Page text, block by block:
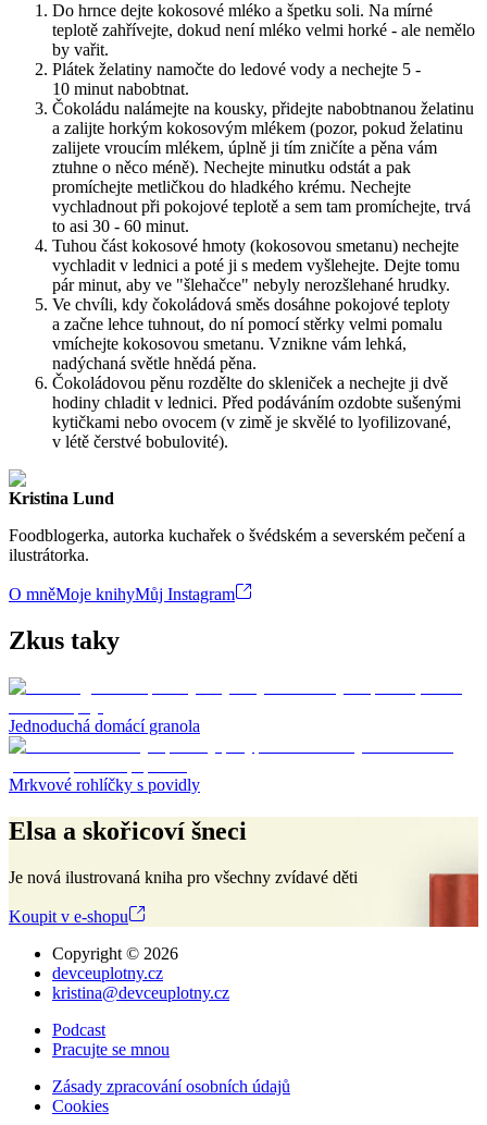
Do hrnce dejte kokosové mléko a špetku soli. Na mírné
teplotě zahřívejte, dokud není mléko velmi horké - ale nemělo
by vařit.
Plátek želatiny namočte do ledové vody a nechejte 5 -
10 minut nabobtnat.
Čokoládu nalámejte na kousky, přidejte nabobtnanou želatinu
a zalijte horkým kokosovým mlékem (pozor, pokud želatinu
zalijete vroucím mlékem, úplně ji tím zničíte a pěna vám
ztuhne o něco méně). Nechejte minutku odstát a pak
promíchejte metličkou do hladkého krému. Nechejte
vychladnout při pokojové teplotě a sem tam promíchejte, trvá
to asi 30 - 60 minut.
Tuhou část kokosové hmoty (kokosovou smetanu) nechejte
vychladit v lednici a poté ji s medem vyšlehejte. Dejte tomu
pár minut, aby ve "šlehačce" nebyly nerozšlehané hrudky.
Ve chvíli, kdy čokoládová směs dosáhne pokojové teploty
a začne lehce tuhnout, do ní pomocí stěrky velmi pomalu
vmíchejte kokosovou smetanu. Vznikne vám lehká,
nadýchaná světle hnědá pěna.
Čokoládovou pěnu rozdělte do skleniček a nechejte ji dvě
hodiny chladit v lednici. Před podáváním ozdobte sušenými
kytičkami nebo ovocem (v zimě je skvělé to lyofilizované,
v létě čerstvé bobulovité).
Kristina Lund
Foodblogerka, autorka kuchařek o švédském a severském pečení a
ilustrátorka.
O mněMoje knihyMůj Instagram
Zkus taky
Jednoduchá domácí granola
Mrkvové rohlíčky s povidly
Elsa a skořicoví šneci
Je nová ilustrovaná kniha pro všechny zvídavé děti
Koupit v e-shopu
Copyright © 2026
devceuplotny.cz
kristina@devceuplotny.cz
Podcast
Pracujte se mnou
Zásady zpracování osobních údajů
Cookies